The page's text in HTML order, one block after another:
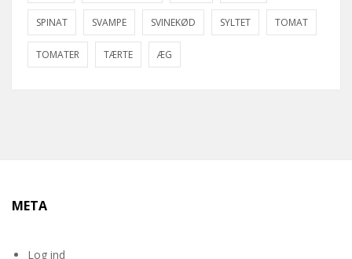
SPINAT SVAMPE SVINEKØD SYLTET TOMAT
TOMATER TÆRTE ÆG
META
Log ind